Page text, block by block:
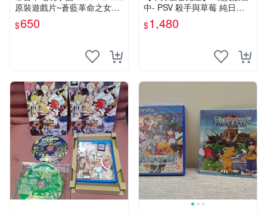
原裝遊戲片~蒼藍革命之女武
神 中文版 中文版 ~650
$650
中- PSV 殺手與草莓 純日版
日文版 ※戀愛×懸疑※ 戀愛AD
V遊戲
$1,480